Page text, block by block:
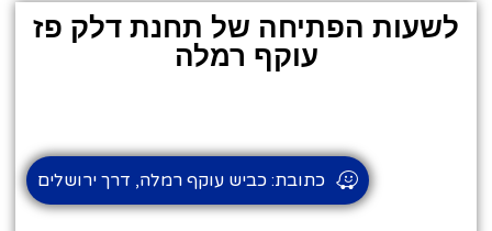
לשעות הפתיחה של תחנת דלק פז
עוקף רמלה
כתובת: כביש עוקף רמלה, דרך ירושלים